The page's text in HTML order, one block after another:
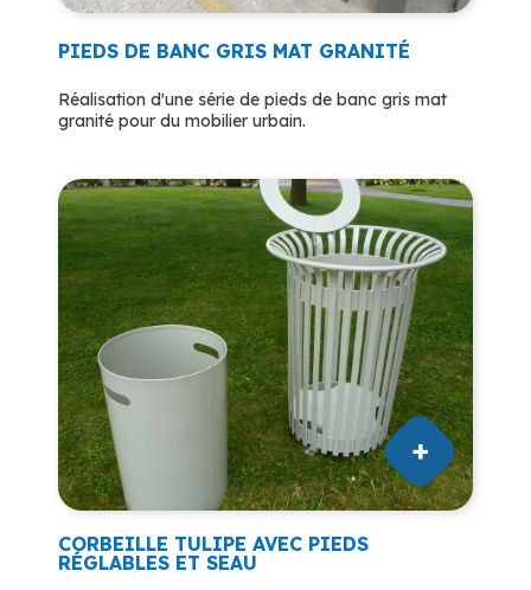
PIEDS DE BANC GRIS MAT GRANITÉ
Réalisation d'une série de pieds de banc gris mat
granité pour du mobilier urbain.
CORBEILLE TULIPE AVEC PIEDS
RÉGLABLES ET SEAU